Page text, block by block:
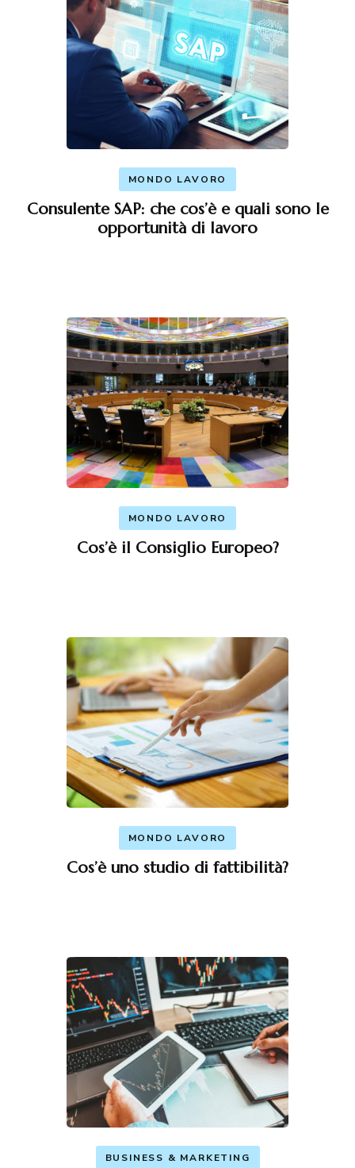
MONDO LAVORO
Consulente SAP: che cos’è e quali sono le
opportunità di lavoro
MONDO LAVORO
Cos’è il Consiglio Europeo?
MONDO LAVORO
Cos’è uno studio di fattibilità?
BUSINESS & MARKETING